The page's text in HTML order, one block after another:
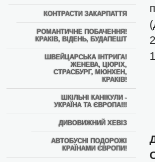
КОНТРАСТИ ЗАКАРПАТТЯ
РОМАНТИЧНЕ ПОБАЧЕННЯ!
КРАКІВ, ВІДЕНЬ, БУДАПЕШТ
ШВЕЙЦАРСЬКА ІНТРИГА!
ЖЕНЕВА, ЦЮРІХ,
СТРАСБУРГ, МЮНХЕН,
КРАКІВ!
ШКІЛЬНІ КАНІКУЛИ -
УКРАЇНА ТА ЄВРОПА!!!
ДИВОВИЖНИЙ ХЕВІЗ
АВТОБУСНІ ПОДОРОЖІ
КРАЇНАМИ ЄВРОПИ!